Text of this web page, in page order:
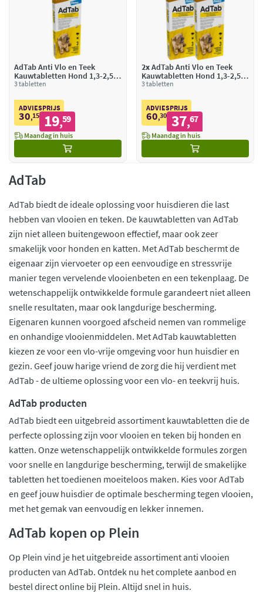
AdTab Anti Vlo en Teek
Kauwtabletten Hond 1,3-2,5
kg
3 tabletten
ADVIESPRIJS
30,15 19,59
Maandag in huis
2xAdTab Anti Vlo en Teek
Kauwtabletten Hond 1,3-2,5
kg
3 tabletten
ADVIESPRIJS
60,30 37,67
Maandag in huis
AdTab
AdTab biedt de ideale oplossing voor huisdieren die last
hebben van vlooien en teken. De kauwtabletten van AdTab
zijn niet alleen buitengewoon effectief, maar ook zeer
smakelijk voor honden en katten. Met AdTab beschermt de
eigenaar zijn viervoeter op een eenvoudige en stressvrije
manier tegen vervelende vlooienbeten en een tekenplaag. De
wetenschappelijk ontwikkelde formule garandeert niet alleen
snelle resultaten, maar ook langdurige bescherming.
Eigenaren kunnen voorgoed afscheid nemen van rommelige
en onhandige vlooienmiddelen. Met AdTab kauwtabletten
kiezen ze voor een vlo-vrije omgeving voor hun huisdier en
gezin. Geef jouw harige vriend de zorg die hij verdient met
AdTab - de ultieme oplossing voor een vlo- en teekvrij huis.
AdTab producten
AdTab biedt een uitgebreid assortiment kauwtabletten die de
perfecte oplossing zijn voor vlooien en teken bij honden en
katten. Onze wetenschappelijk ontwikkelde formules zorgen
voor snelle en langdurige bescherming, terwijl de smakelijke
tabletten het toedienen moeiteloos maken. Kies voor AdTab
en geef jouw huisdier de optimale bescherming tegen vlooien,
met het gemak van eenvoudig en lekker innemen.
AdTab kopen op Plein
Op Plein vind je het uitgebreide assortiment anti vlooien
producten van AdTab. Ontdek nu het complete aanbod en
bestel direct online bij Plein. Altijd snel in huis.